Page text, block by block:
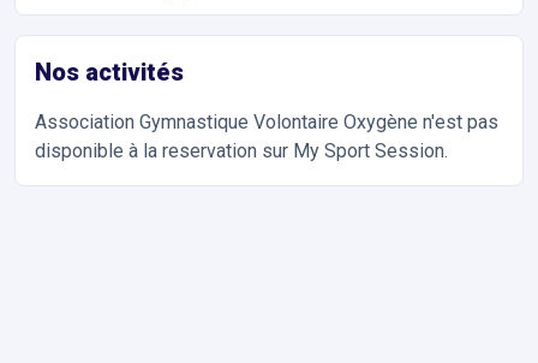
Nos activités
Association Gymnastique Volontaire Oxygène n'est pas
disponible à la reservation sur My Sport Session.